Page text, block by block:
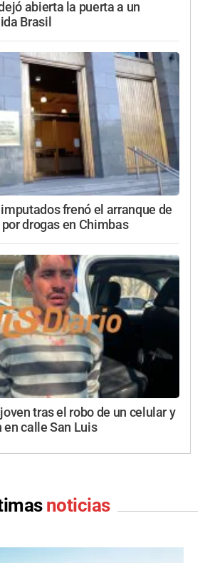
abierta la puerta a un
Brasil
frenó el arranque de
drogas en Chimbas
tras el robo de un celular y
en calle San Luis
noticias